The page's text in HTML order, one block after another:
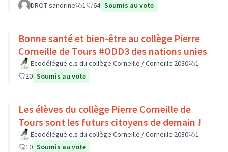
DROT sandrine 1 64 Soumis au vote
Bonne santé et bien-être au collège Pierre
Corneille de Tours #ODD3 des nations unies
Ecodélégué.e.s du collège Corneille / Corneille 2030
1
20 Soumis au vote
Les élèves du collège Pierre Corneille de
Tours sont les futurs citoyens de demain !
Ecodélégué.e.s du collège Corneille / Corneille 2030
1
10 Soumis au vote